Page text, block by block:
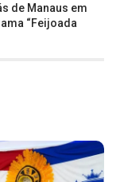
de Manaus em
“Feijoada